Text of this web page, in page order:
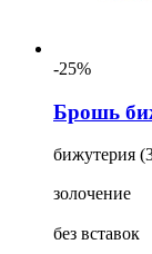
-25%
Брошь
бижутерия
золочение
без вставок